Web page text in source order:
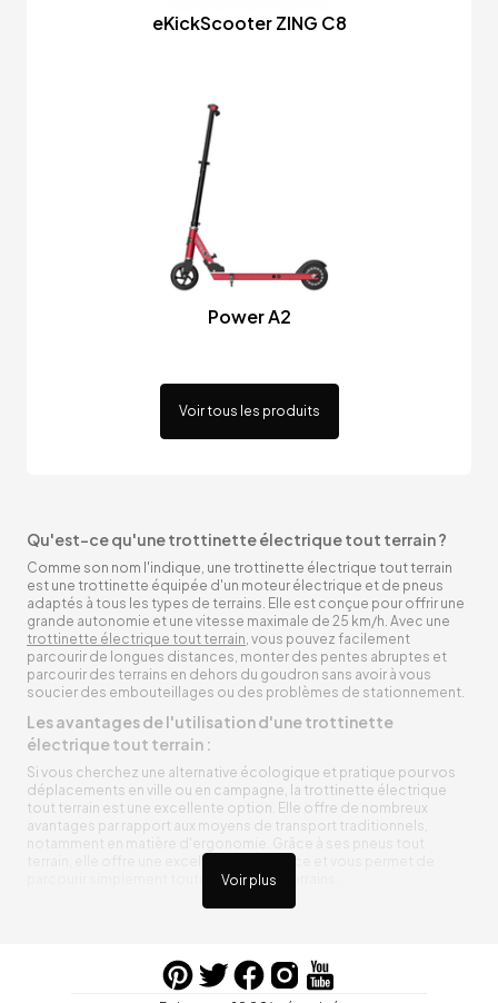
eKickScooter ZING C8
Power A2
Voir tous les produits
Voir plus
Qu'est-ce qu'une trottinette électrique tout terrain ?
Comme son nom l'indique, une trottinette électrique tout terrain
est une trottinette équipée d'un moteur électrique et de pneus
adaptés à tous les types de terrains. Elle est conçue pour offrir une
grande autonomie et une vitesse maximale de 25 km/h. Avec une
trottinette électrique tout terrain, vous pouvez facilement
parcourir de longues distances, monter des pentes abruptes et
parcourir des terrains en dehors du goudron sans avoir à vous
soucier des embouteillages ou des problèmes de stationnement.
Les avantages de l'utilisation d'une trottinette
électrique tout terrain :
Si vous cherchez une alternative écologique et pratique pour vos
déplacements en ville ou en campagne, la trottinette électrique
tout terrain est une excellente option. Elle offre de nombreux
avantages par rapport aux moyens de transport traditionnels,
notamment en matière d'ergonomie. Grâce à ses pneus tout
terrain, elle offre une excellente adhérence et vous permet de
parcourir simplement toutes sortes de terrains.
Trottinette électrique tout terrain ergonomique
entre vos trajets, vous n’aurez pas à vous soucier de l’état de sa
batterie. De plus, elle est équipée de pneus résistants qui peuvent